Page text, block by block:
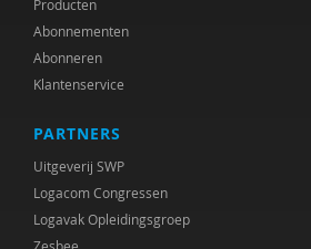
Producten
Abonnementen
Abonneren
Klantenservice
PARTNERS
Uitgeverij SWP
Logacom Congressen
Logavak Opleidingsgroep